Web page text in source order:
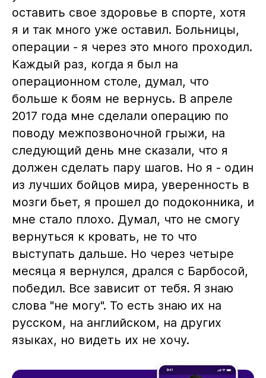
оставить свое здоровье в спорте, хотя
я и так много уже оставил. Больницы,
операции - я через это много проходил.
Каждый раз, когда я был на
операционном столе, думал, что
больше к боям не вернусь. В апреле
2017 года мне сделали операцию по
поводу межпозвоночной грыжи, на
следующий день мне сказали, что я
должен сделать пару шагов. Но я - один
из лучших бойцов мира, уверенность в
мозги бьет, я прошел до подоконника, и
мне стало плохо. Думал, что не смогу
вернуться к кровать, не то что
выступать дальше. Но через четыре
месяца я вернулся, дрался с Барбосой,
победил. Все зависит от тебя. Я знаю
слова "не могу". То есть знаю их на
русском, на английском, на других
языках, но видеть их не хочу.